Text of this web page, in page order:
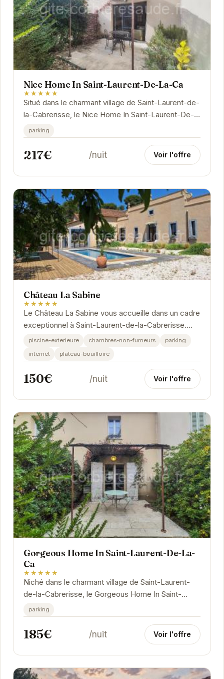
Nice Home In Saint-Laurent-De-La-Ca
★★★★★
Situé dans le charmant village de Saint-Laurent-de-
la-Cabrerisse, le Nice Home In Saint-Laurent-De-
La-Ca offre un cadre idéal pour des vacances...
parking
217€ /nuit Voir l'offre
Château La Sabine
★★★★★
Le Château La Sabine vous accueille dans un cadre
exceptionnel à Saint-Laurent-de-la-Cabrerisse.
Profitez d'un séjour alliant charme historique et...
piscine-exterieure chambres-non-fumeurs
parking
internet
plateau-bouilloire
150€ /nuit Voir l'offre
Gorgeous Home In Saint-Laurent-De-La-
Ca
★★★★★
Niché dans le charmant village de Saint-Laurent-
de-la-Cabrerisse, le Gorgeous Home In Saint-
Laurent-De-La-Ca offre un refuge paisible et
confortable.
parking
185€ /nuit Voir l'offre